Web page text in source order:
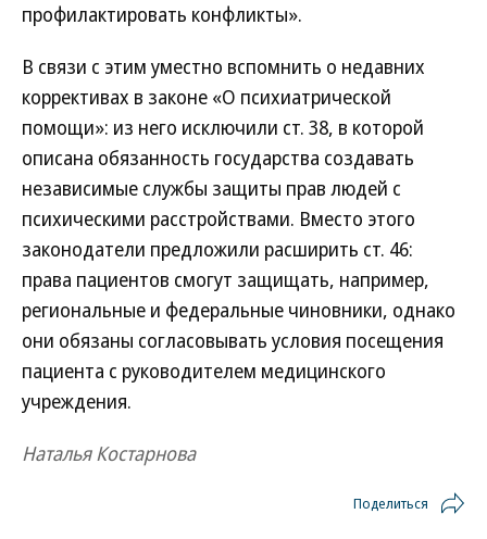
профилактировать конфликты».
В связи с этим уместно вспомнить о недавних
коррективах в законе «О психиатрической
помощи»: из него исключили ст. 38, в которой
описана обязанность государства создавать
независимые службы защиты прав людей с
психическими расстройствами. Вместо этого
законодатели предложили расширить ст. 46:
права пациентов смогут защищать, например,
региональные и федеральные чиновники, однако
они обязаны согласовывать условия посещения
пациента с руководителем медицинского
учреждения.
Наталья Костарнова
Поделиться